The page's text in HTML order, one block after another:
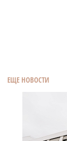
ЕЩЕ НОВОСТИ